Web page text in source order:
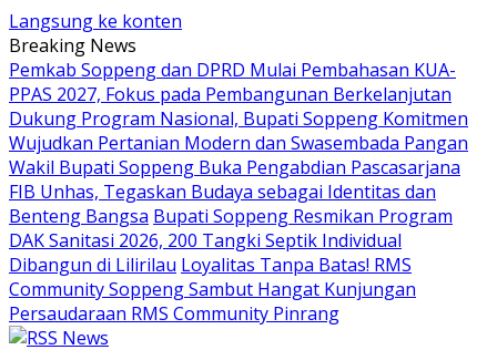
Langsung ke konten
Breaking News
Pemkab Soppeng dan DPRD Mulai Pembahasan KUA-
PPAS 2027, Fokus pada Pembangunan Berkelanjutan
Dukung Program Nasional, Bupati Soppeng Komitmen
Wujudkan Pertanian Modern dan Swasembada Pangan
Wakil Bupati Soppeng Buka Pengabdian Pascasarjana
FIB Unhas, Tegaskan Budaya sebagai Identitas dan
Benteng Bangsa Bupati Soppeng Resmikan Program
DAK Sanitasi 2026, 200 Tangki Septik Individual
Dibangun di Lilirilau Loyalitas Tanpa Batas! RMS
Community Soppeng Sambut Hangat Kunjungan
Persaudaraan RMS Community Pinrang